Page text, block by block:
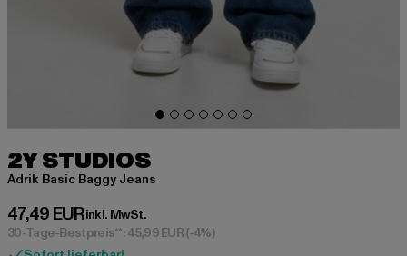
2Y STUDIOS
Adrik Basic Baggy Jeans
47,49 EUR
Derzeitiger Preis: 47,49 EUR
inkl. MwSt.
30-Tage-Bestpreis**: 45,99 EUR(-4%)